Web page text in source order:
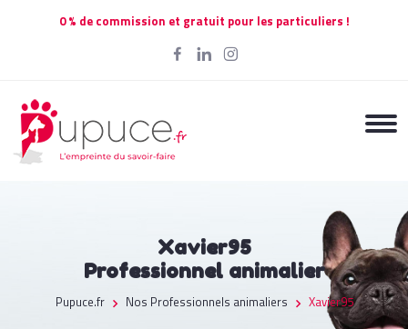
0 % de commission et gratuit pour les particuliers !
Xavier95
Professionnel animalier
Pupuce.fr Nos Professionnels animaliers Xavier95